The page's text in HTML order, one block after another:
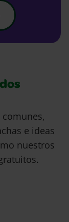
e ideas
nuestros